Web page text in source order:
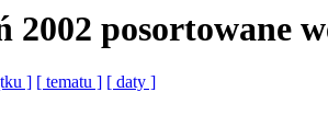
posortowane
] [ tematu ] [ daty ]